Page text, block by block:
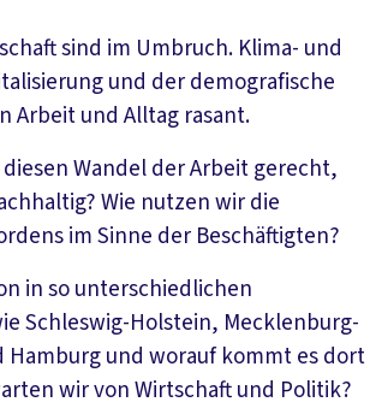
sind im Umbruch. Klima- und
und der demografische
Arbeit und Alltag rasant.
Wandel der Arbeit gerecht,
Wie nutzen wir die
im Sinne der Beschäftigten?
in so unterschiedlichen
Schleswig-Holstein, Mecklenburg-
Hamburg und worauf kommt es dort
wir von Wirtschaft und Politik?